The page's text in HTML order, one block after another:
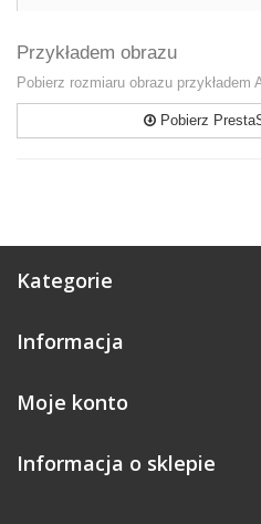
Przykładem obrazu
Pobierz rozmiaru obrazu przykładem
Pobierz
Kategorie
Informacja
Moje konto
Informacja o sklepie